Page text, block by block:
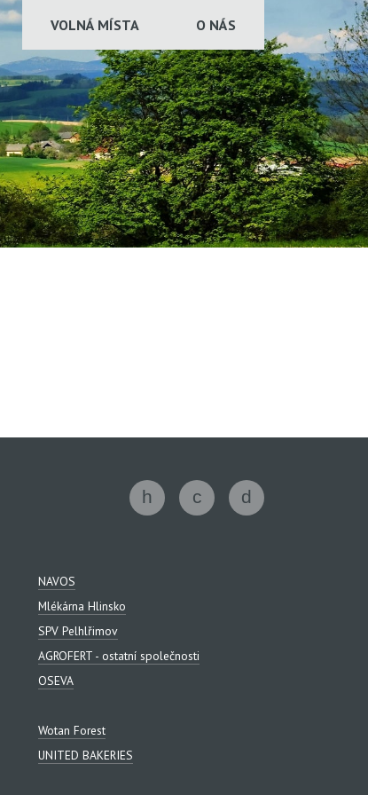
VOLNÁ MÍSTA O NÁS
NAVOS
Mlékárna Hlinsko
SPV Pelhlřimov
AGROFERT - ostatní společnosti
OSEVA
Wotan Forest
UNITED BAKERIES